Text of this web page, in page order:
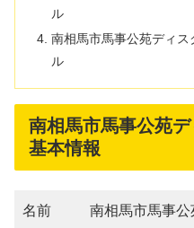
ル
南相馬市馬事公苑ディ
ル
南相馬市馬事公苑
基本情報
名前 南相馬市馬事